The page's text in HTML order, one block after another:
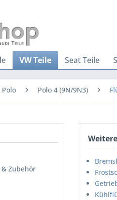
VW Teile Seat Teile
Polo Polo 4 (9N/9N3)
Zubehör